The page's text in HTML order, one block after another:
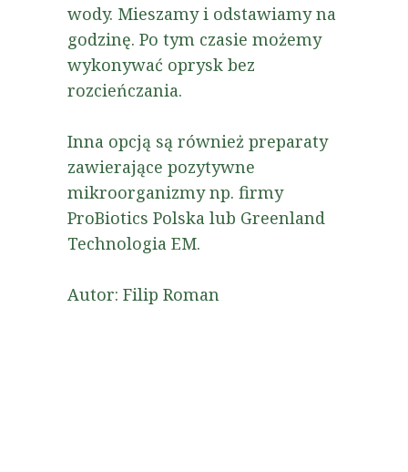
wody. Mieszamy i odstawiamy na
godzinę. Po tym czasie możemy
wykonywać oprysk bez
rozcieńczania.
Inna opcją są również preparaty
zawierające pozytywne
mikroorganizmy np. firmy
ProBiotics Polska lub Greenland
Technologia EM.
Autor: Filip Roman